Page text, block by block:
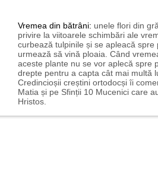
Vremea din bătrâni: unele flori din
privire la viitoarele schimbări ale
curbează tulpinile și se apleacă spre
urmează să vină ploaia. Când
aceste plante nu se vor aplecă spre
drepte pentru a capta cât mai multă
Credincioșii creștini ortodocși îi
Matia și pe Sfinții 10 Mucenici care
Hristos.